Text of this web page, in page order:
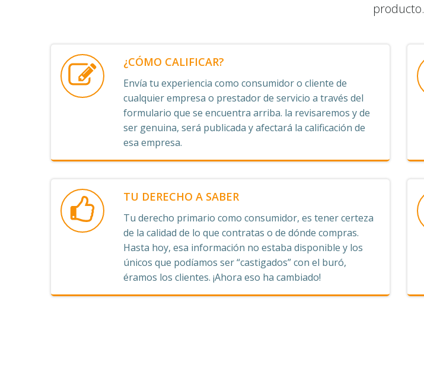
producto.
¿CÓMO CALIFICAR?
Envía tu experiencia como consumidor o cliente de
cualquier empresa o prestador de servicio a través del
formulario que se encuentra arriba. la revisaremos y de
ser genuina, será publicada y afectará la calificación de
esa empresa.
TU DERECHO A SABER
Tu derecho primario como consumidor, es tener certeza
de la calidad de lo que contratas o de dónde compras.
Hasta hoy, esa información no estaba disponible y los
únicos que podíamos ser “castigados” con el buró,
éramos los clientes. ¡Ahora eso ha cambiado!